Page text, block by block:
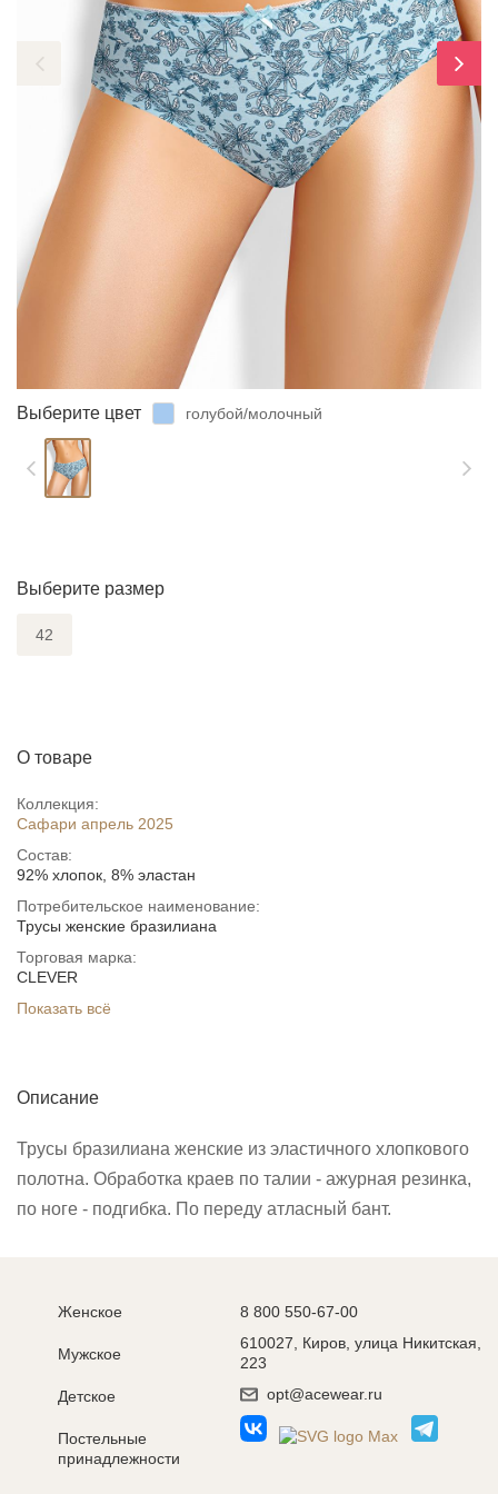
Выберите цвет голубой/молочный
Выберите размер
42
О товаре
Коллекция:
Сафари апрель 2025
Состав:
92% хлопок, 8% эластан
Потребительское наименование:
Трусы женские бразилиана
Торговая марка:
CLEVER
Показать всё
Описание
Трусы бразилиана женские из эластичного хлопкового
полотна. Обработка краев по талии - ажурная резинка,
по ноге - подгибка. По переду атласный бант.
Женское
Мужское
Детское
Постельные
принадлежности
8 800 550-67-00
610027, Киров, улица Никитская,
223
opt@acewear.ru